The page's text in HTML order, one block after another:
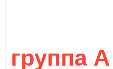
группа А